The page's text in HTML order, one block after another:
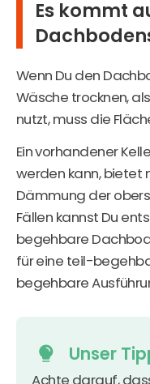
Es kommt
Wenn Du den
Wäsche trocknen,
nutzt, muss die
Ein vorhandener
werden kann, bietet
Dämmung der
Fällen kannst Du
begehbare
für eine teil-
begehbare
Unser
Achte darauf,